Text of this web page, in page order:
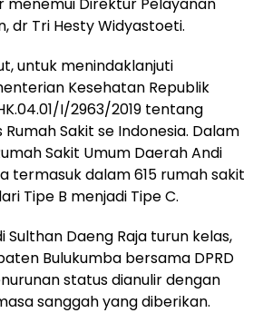
dr Tri Hesty Widyastoeti.
untuk menindaklanjuti
Kesehatan Republik
I/2963/2019 tentang
Rumah Sakit se Indonesia. Dalam
Sakit Umum Daerah Andi
termasuk dalam 615 rumah sakit
Tipe B menjadi Tipe C.
Sulthan Daeng Raja turun kelas,
Bulukumba bersama DPRD
status dianulir dengan
sanggah yang diberikan.